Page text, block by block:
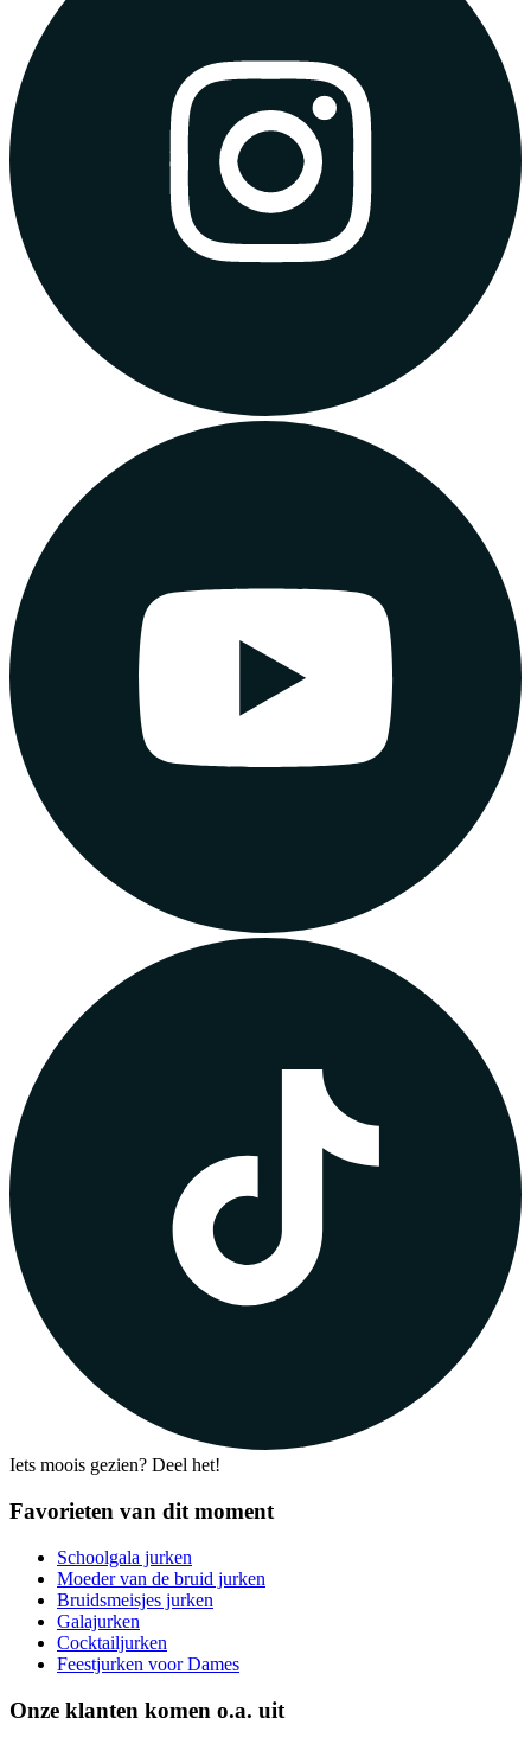
Iets moois gezien? Deel het!
Favorieten van dit moment
Schoolgala jurken
Moeder van de bruid jurken
Bruidsmeisjes jurken
Galajurken
Cocktailjurken
Feestjurken voor Dames
Onze klanten komen o.a. uit